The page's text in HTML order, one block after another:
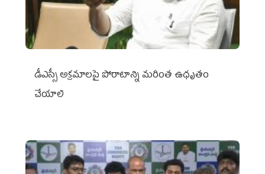
డీఎస్సీ అక్రమాలపై పోరాటాన్ని మరింత ఉధృతం
చేయాలి